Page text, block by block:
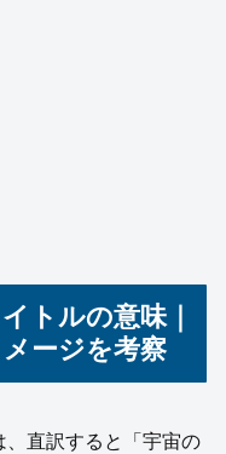
トルの意味｜
ージを考察
、直訳すると「宇宙の